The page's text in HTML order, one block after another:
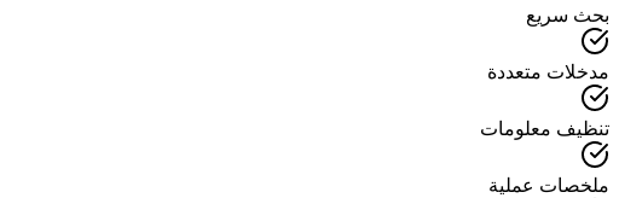
بحث سريع
مدخلات متعددة
تنظيف معلومات
ملخصات عملية